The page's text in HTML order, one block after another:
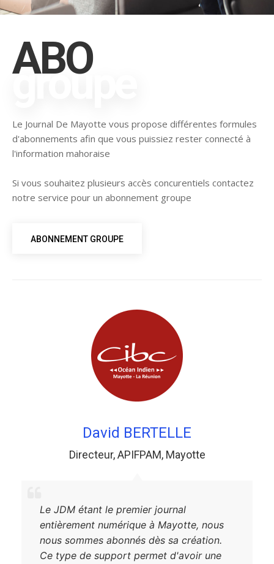
ABO
groupe
Le Journal De Mayotte vous propose différentes formules
d'abonnements afin que vous puissiez rester connecté à
l'information mahoraise
Si vous souhaitez plusieurs accès concurentiels contactez
notre service pour un abonnement groupe
ABONNEMENT GROUPE
David BERTELLE
Directeur,APIFPAM, Mayotte
Le JDM étant le premier journal
entièrement numérique à Mayotte, nous
nous sommes abonnés dès sa création.
Ce type de support permet d'avoir une